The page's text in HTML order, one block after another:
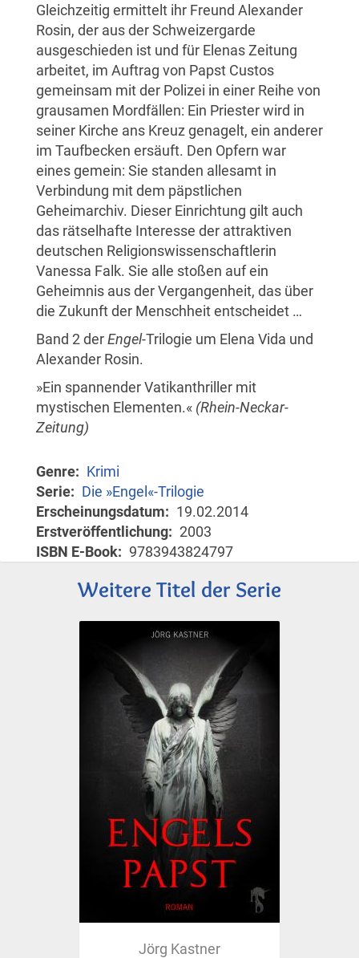
Gleichzeitig ermittelt ihr Freund Alexander
Rosin, der aus der Schweizergarde
ausgeschieden ist und für Elenas Zeitung
arbeitet, im Auftrag von Papst Custos
gemeinsam mit der Polizei in einer Reihe von
grausamen Mordfällen: Ein Priester wird in
seiner Kirche ans Kreuz genagelt, ein anderer
im Taufbecken ersäuft. Den Opfern war
eines gemein: Sie standen allesamt in
Verbindung mit dem päpstlichen
Geheimarchiv. Dieser Einrichtung gilt auch
das rätselhafte Interesse der attraktiven
deutschen Religionswissenschaftlerin
Vanessa Falk. Sie alle stoßen auf ein
Geheimnis aus der Vergangenheit, das über
die Zukunft der Menschheit entscheidet …
Band 2 derEngel-Trilogie um Elena Vida und
Alexander Rosin.
»Ein spannender Vatikanthriller mit
mystischen Elementen.« (Rhein-Neckar-
Zeitung)
Genre
Krimi
Serie
Die »Engel«-Trilogie
Erscheinungsdatum
19.02.2014
Erstveröffentlichung
2003
ISBN E-Book
9783943824797
Weitere Titel der Serie
Jörg Kastner